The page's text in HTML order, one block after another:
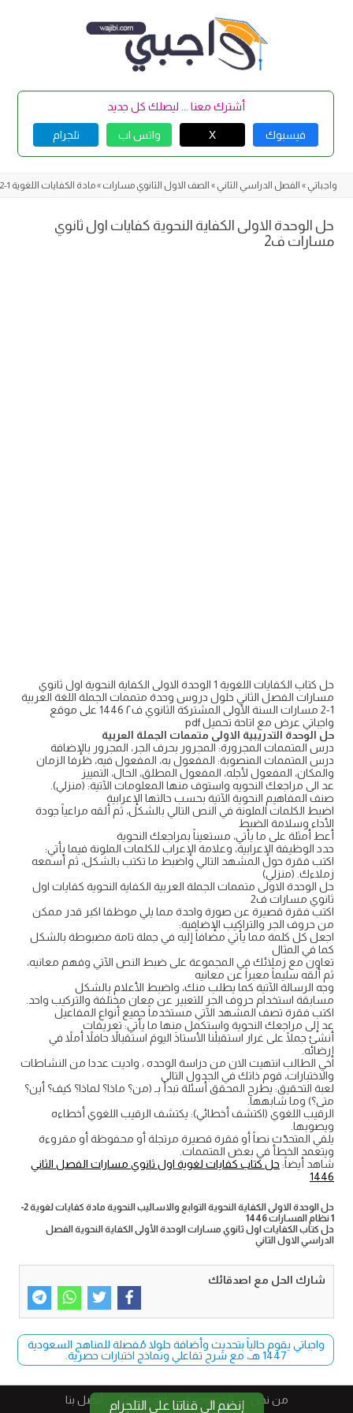
أشترك معنا ... ليصلك كل جديد
فيسبوك X واتس اب تلجرام
إنضم الى قناتنا على التلجرام
واجباتي » الفصل الدراسي الثاني » الصف الاول الثانوي مسارات »مادة الكفايات اللغوية 1-2
حل الوحدة الاولى الكفاية النحوية كفايات اول ثانوي
مسارات ف2
حل كتاب الكفايات اللغوية 1 الوحدة الاولى الكفاية النحوية اول ثانوي
مسارات الفصل الثاني حلول دروس وحدة متممات الجملة اللغة العربية
1-2 مسارات السنة الأولى المشتركة الثانوي ف٢ 1446 على موقع
واجباتي عرض مع اتاحة تحميل pdf
حل الوحدة التدريبية الاولى متممات الجملة العربية
درس المتممات المجرورة: المجرور بحرف الجر، المجرور بالإضافة
درس المتممات المنصوبة: المفعول به، المفعول فيه، ظرفا الزمان
والمكان، المفعول لأجله، المفعول المطلق، الحال، التمييز
عد الى مراجعك النحويه واستوف منها المعلومات الآتية: (منزلي).
صنف المفاهيم النحوية الآتية بحسب حالتها الإعرابية
اضبط الكلمات الملونة في النص التالي بالشكل، ثم ألقه مراعياً جودة
الأداء وسلامة الضبط
أعط أمثلة على ما يأتي، مستعيناً بمراجعك النحوية
حدد الوظيفة الإعرابية، وعلامة الإعراب للكلمات الملونة فيما يأتي:
اكتب فقرة حول المشهد التالي واضبط ما تكتب بالشكل، ثم أسمعه
زملاءك. (منزلي)
حل الوحدة الاولى متممات الجملة العربية الكفاية النحوية كفايات اول
ثانوي مسارات ف2
اكتب فقرة قصيرة عن صورة واحدة مما يلي موظفا اكبر قدر ممكن
من حروف الجر والتراكيب الإضافية:
اجعل كل كلمة مما يأتي مضافاً إليه في جملة تامة مضبوطة بالشكل
كما في المثال
تعاون مع زملائك في المجموعة على ضبط النص الآتي وفهم معانيه،
ثم ألقه سليماً معبراً عن معانيه
وجه الرسالة الآتية كما يطلب منك، واضبط الأعلام بالشكل
مسابقة استخدام حروف الجر للتعبير عن معان مختلفة والتركيب واحد.
اكتب فقرة تصف المشهد الآتي مستخدماً جميع أنواع المفاعيل
عد إلى مراجعك النحوية واستكمل منها ما يأتي: تعريفات
أنشئ جملًا على غرار استقبلْنا الأستاذَ اليومَ استقبالاً حافلاً أملاً في
إرضائه.
اخي الطالب انتهيت الان من دراسة الوحده ، واديت عددا من النشاطات
والاختبارات، قوم ذاتك في الجدول التالي
لعبة التحقيق: يطرح المحقق أسئلة تبدأ بـ (من؟ ماذا؟ لماذا؟ كيف؟ أين؟
متى؟) وما شابهها.
الرقيب اللغوي (اكتشف أخطائي): يكتشف الرقيب اللغوي أخطاءه
ويصوبها.
يلقي المتحدّث نصاً أو فقرة قصيرة مرتجلة أو محفوظة أو مقروءة
ويتعمد الخطأ في بعض المتممات.
شاهد أيضاً: حل كتاب كفايات لغوية اول ثانوي مسارات الفصل الثاني
1446
حل الوحدة الاولى الكفاية النحوية التوابع والاساليب النحوية مادة كفايات لغوية 2-
1 نظام المسارات 1446
حل كتاب الكفايات اول ثانوي مسارات الوحدة الأولى الكفاية النحوية الفصل
الدراسي الاول الثاني
شارك الحل مع اصدقائك
واجباتي يقوم حالياً بتحديث وأضافة حلولا مُفصلة للمناهج السعودية
1447 هـ، مع شرح تفاعلي ونماذج اختبارات حصرية.
من نحن الخصوصية Copyright​ أتصل بنا